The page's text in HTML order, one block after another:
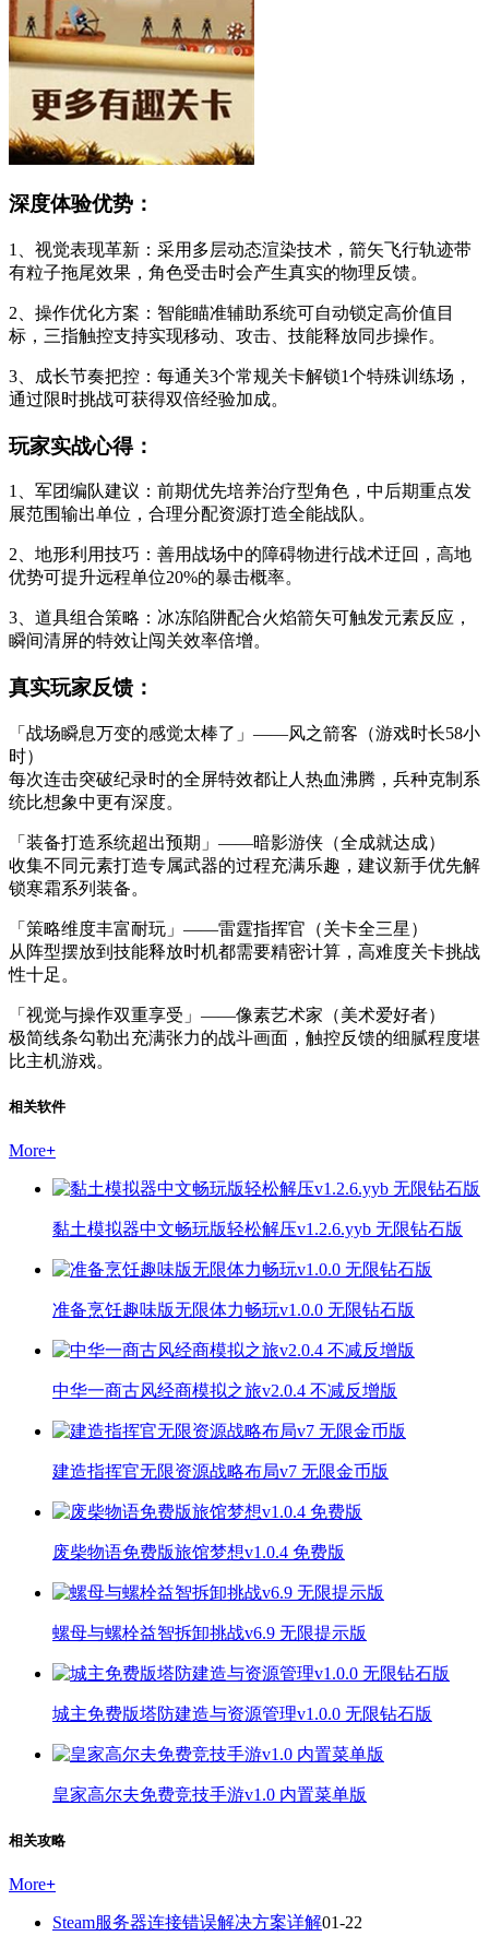
深度体验优势：
1、视觉表现革新：采用多层动态渲染技术，箭矢飞行轨迹带
有粒子拖尾效果，角色受击时会产生真实的物理反馈。
2、操作优化方案：智能瞄准辅助系统可自动锁定高价值目
标，三指触控支持实现移动、攻击、技能释放同步操作。
3、成长节奏把控：每通关3个常规关卡解锁1个特殊训练场，
通过限时挑战可获得双倍经验加成。
玩家实战心得：
1、军团编队建议：前期优先培养治疗型角色，中后期重点发
展范围输出单位，合理分配资源打造全能战队。
2、地形利用技巧：善用战场中的障碍物进行战术迂回，高地
优势可提升远程单位20%的暴击概率。
3、道具组合策略：冰冻陷阱配合火焰箭矢可触发元素反应，
瞬间清屏的特效让闯关效率倍增。
真实玩家反馈：
「战场瞬息万变的感觉太棒了」——风之箭客（游戏时长58小
时）
每次连击突破纪录时的全屏特效都让人热血沸腾，兵种克制系
统比想象中更有深度。
「装备打造系统超出预期」——暗影游侠（全成就达成）
收集不同元素打造专属武器的过程充满乐趣，建议新手优先解
锁寒霜系列装备。
「策略维度丰富耐玩」——雷霆指挥官（关卡全三星）
从阵型摆放到技能释放时机都需要精密计算，高难度关卡挑战
性十足。
「视觉与操作双重享受」——像素艺术家（美术爱好者）
极简线条勾勒出充满张力的战斗画面，触控反馈的细腻程度堪
比主机游戏。
相关软件
More+
黏土模拟器中文畅玩版轻松解压v1.2.6.yyb 无限钻石版
准备烹饪趣味版无限体力畅玩v1.0.0 无限钻石版
中华一商古风经商模拟之旅v2.0.4 不减反增版
建造指挥官无限资源战略布局v7 无限金币版
废柴物语免费版旅馆梦想v1.0.4 免费版
螺母与螺栓益智拆卸挑战v6.9 无限提示版
城主免费版塔防建造与资源管理v1.0.0 无限钻石版
皇家高尔夫免费竞技手游v1.0 内置菜单版
相关攻略
More+
Steam服务器连接错误解决方案详解01-22